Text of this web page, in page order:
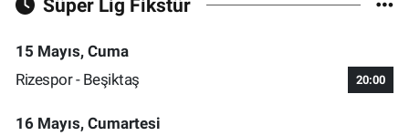
Süper Lig Fikstür
15 Mayıs, Cuma
Rizespor - Beşiktaş
20:00
16 Mayıs, Cumartesi